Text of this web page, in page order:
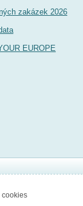
zakázek 2026
EUROPE
cookies